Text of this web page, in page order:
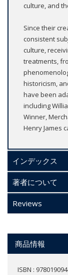
culture, and
Since their
consistent
culture,
treatments,
historicism,
have been
including
Winner,
Henry James
インデックス
著者について
Reviews
商品情報
ISBN :